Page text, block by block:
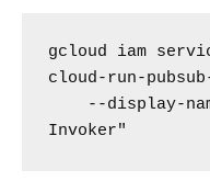
gcloud iam
cloud-run-
Invoker"